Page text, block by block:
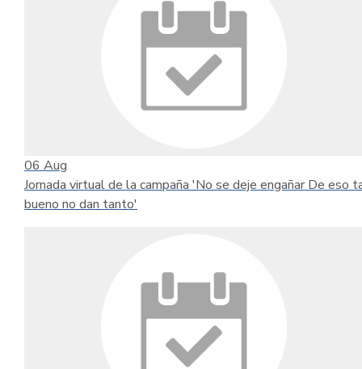
06 Aug
Jornada virtual de la campaña 'No se deje engañar De eso
bueno no dan tanto'